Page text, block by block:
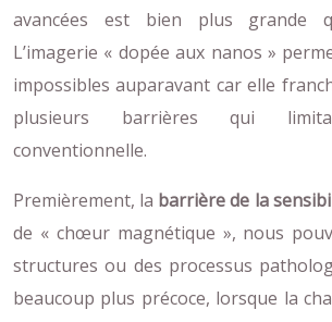
avancées est bien plus grande
L’imagerie « dopée aux nanos »
impossibles auparavant car elle
plusieurs barrières qui
conventionnelle.
Premièrement, la barrière de la
de « chœur magnétique », nous
structures ou des processus
beaucoup plus précoce, lorsque la